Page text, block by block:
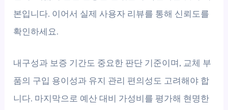
본입니다. 이어서 실제 사용자 리뷰를 통해 신뢰도를
확인하세요.
내구성과 보증 기간도 중요한 판단 기준이며, 교체 부
품의 구입 용이성과 유지 관리 편의성도 고려해야 합
니다. 마지막으로 예산 대비 가성비를 평가해 현명한